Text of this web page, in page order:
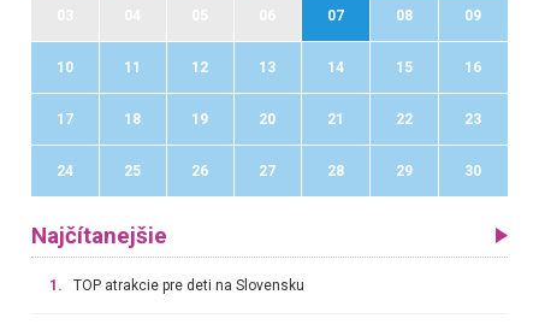
07 08 09
10 11 12 13 14 15 16
17 18 19 20 21 22 23
24 25 26 27 28 29 30
Najčítanejšie
1. TOP atrakcie pre deti na Slovensku